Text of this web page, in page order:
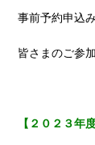
事前予約申込
皆さまのご参
【２０２３年